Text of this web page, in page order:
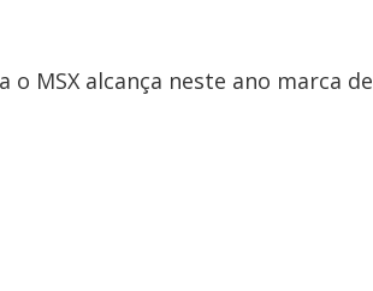
MSX alcança neste ano marca de